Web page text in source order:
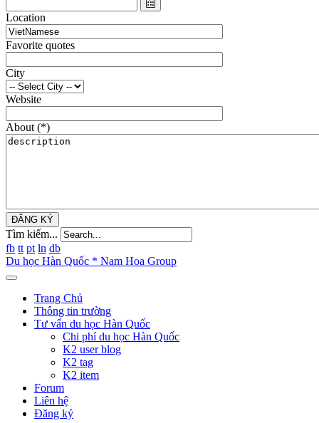
Location
Favorite quotes
City
Website
About (*)
ĐĂNG KÝ
Tìm kiếm...
fb tt pt ln db
Du học Hàn Quốc * Nam Hoa Group
Trang Chủ
Thông tin trường
Tư vấn du học Hàn Quốc
Chi phí du học Hàn Quốc
K2 user blog
K2 tag
K2 item
Forum
Liên hệ
Đăng ký